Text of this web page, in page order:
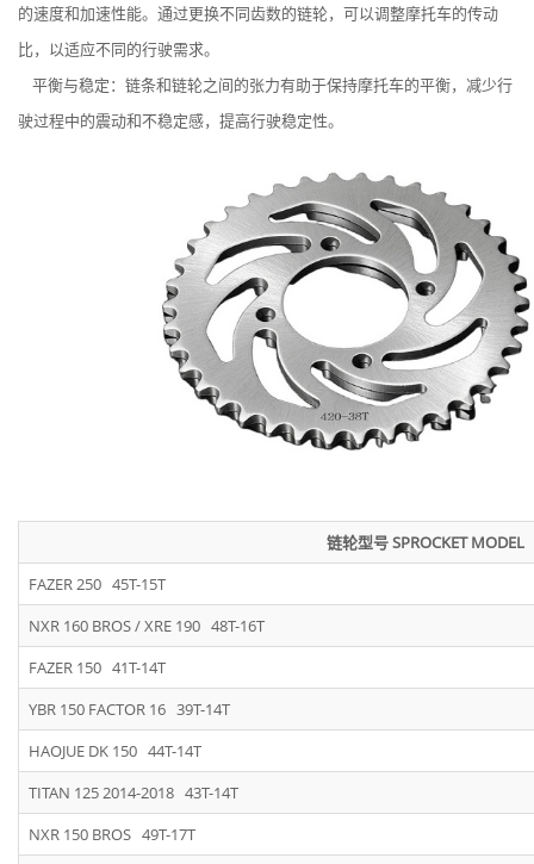
的速度和加速性能。通过更换不同齿数的链轮，可以调整摩托车的传动
比，以适应不同的行驶需求。
平衡与稳定：链条和链轮之间的张力有助于保持摩托车的平衡，减少行
驶过程中的震动和不稳定感，提高行驶稳定性。
链轮型号 SPROCKET MODEL
FAZER 250 45T-15T
NXR 160 BROS / XRE 190 48T-16T
FAZER 150 41T-14T
YBR 150 FACTOR 16 39T-14T
HAOJUE DK 150 44T-14T
TITAN 125 2014-2018 43T-14T
NXR 150 BROS 49T-17T